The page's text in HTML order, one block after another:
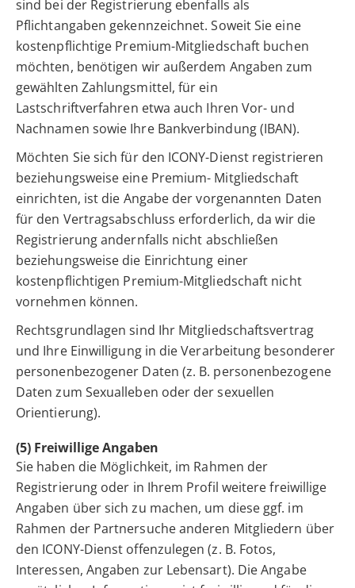
sind bei der Registrierung ebenfalls als
Pflichtangaben gekennzeichnet. Soweit Sie eine
kostenpflichtige Premium-Mitgliedschaft buchen
möchten, benötigen wir außerdem Angaben zum
gewählten Zahlungsmittel, für ein
Lastschriftverfahren etwa auch Ihren Vor- und
Nachnamen sowie Ihre Bankverbindung (IBAN).
Möchten Sie sich für den ICONY-Dienst registrieren
beziehungsweise eine Premium- Mitgliedschaft
einrichten, ist die Angabe der vorgenannten Daten
für den Vertragsabschluss erforderlich, da wir die
Registrierung andernfalls nicht abschließen
beziehungsweise die Einrichtung einer
kostenpflichtigen Premium-Mitgliedschaft nicht
vornehmen können.
Rechtsgrundlagen sind Ihr Mitgliedschaftsvertrag
und Ihre Einwilligung in die Verarbeitung besonderer
personenbezogener Daten (z. B. personenbezogene
Daten zum Sexualleben oder der sexuellen
Orientierung).
(5) Freiwillige Angaben
Sie haben die Möglichkeit, im Rahmen der
Registrierung oder in Ihrem Profil weitere freiwillige
Angaben über sich zu machen, um diese ggf. im
Rahmen der Partnersuche anderen Mitgliedern über
den ICONY-Dienst offenzulegen (z. B. Fotos,
Interessen, Angaben zur Lebensart). Die Angabe